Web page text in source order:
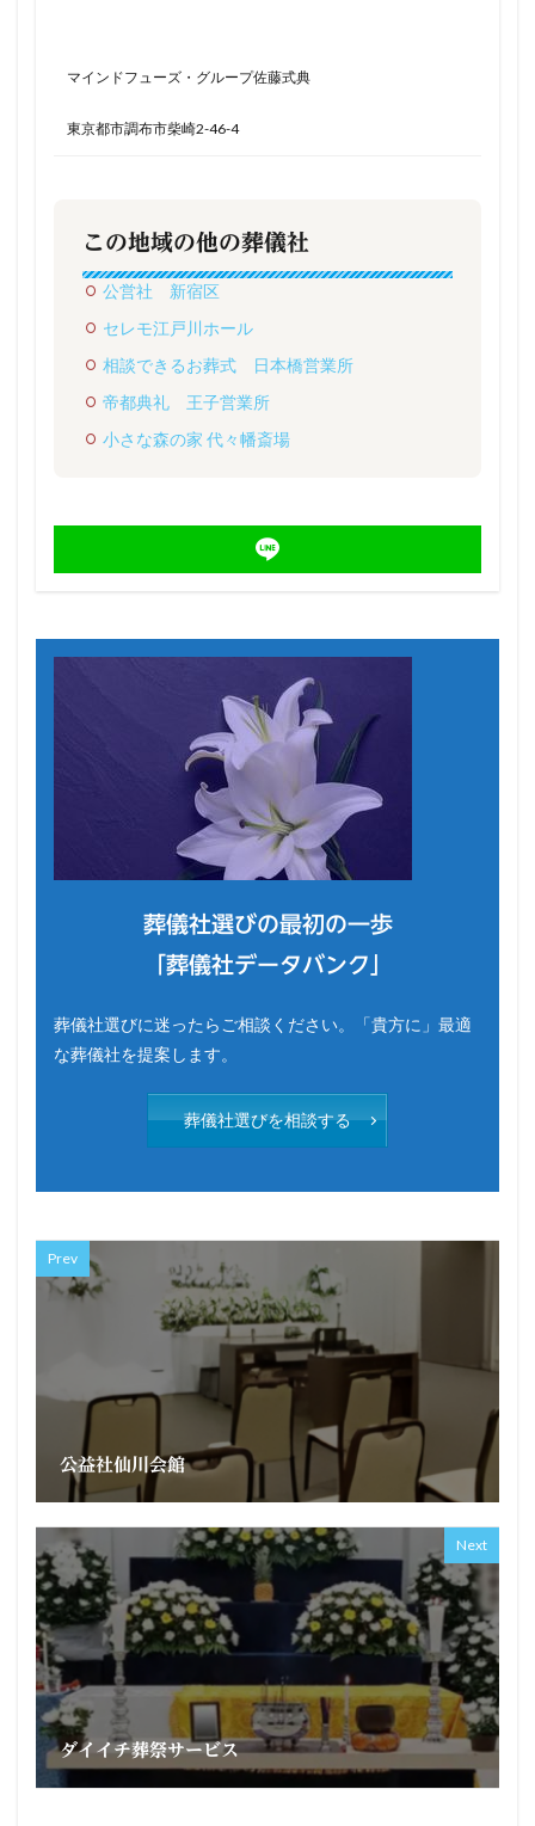
マインドフューズ・グループ佐藤式典
東京都市調布市柴崎2-46-4
この地域の他の葬儀社
公営社 新宿区
セレモ江戸川ホール
相談できるお葬式 日本橋営業所
帝都典礼 王子営業所
小さな森の家 代々幡斎場
葬儀社選びの最初の一歩
「葬儀社データバンク」
葬儀社選びに迷ったらご相談ください。「貴方に」最適
な葬儀社を提案します。
葬儀社選びを相談する
Prev
公益社仙川会館
Next
ダイイチ葬祭サービス